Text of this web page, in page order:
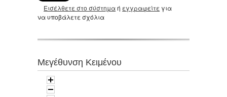
Εισέλθετε στο σύστημαή εγγραφείτε για
να υποβάλετε σχόλια
Μεγέθυνση Κειμένου